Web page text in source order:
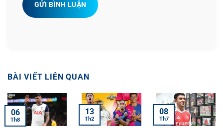
GỬI BÌNH LUẬN
BÀI VIẾT LIÊN QUAN
06
Th8
13
Th2
08
Th7